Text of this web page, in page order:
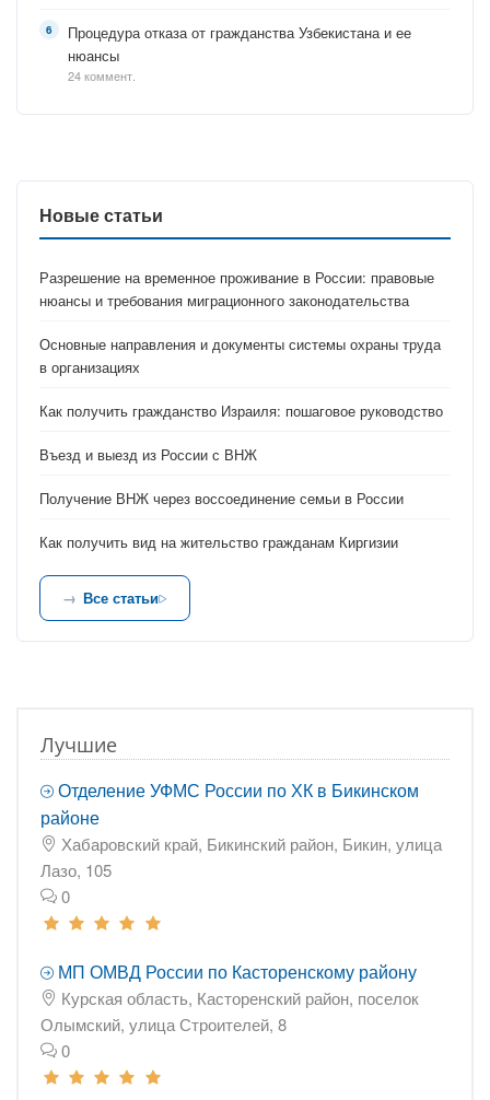
Процедура отказа от гражданства Узбекистана и ее
нюансы
24 коммент.
Новые статьи
Разрешение на временное проживание в России: правовые
нюансы и требования миграционного законодательства
Основные направления и документы системы охраны труда
в организациях
Как получить гражданство Израиля: пошаговое руководство
Въезд и выезд из России с ВНЖ
Получение ВНЖ через воссоединение семьи в России
Как получить вид на жительство гражданам Киргизии
Все статьи
Лучшие
Отделение УФМС России по ХК в Бикинском
районе
Хабаровский край, Бикинский район, Бикин, улица
Лазо, 105
0
МП ОМВД России по Касторенскому району
Курская область, Касторенский район, поселок
Олымский, улица Строителей, 8
0